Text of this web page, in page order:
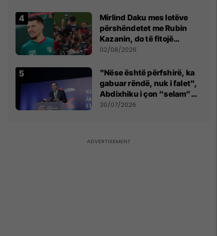
Mirlind Daku mes lotëve
përshëndetet me Rubin
Kazanin, do të fitojë
miliona te Spartak Moska
02/08/2026
"Nëse është përfshirë, ka
gabuar rëndë, nuk i falet",
Abdixhiku i çon “selam”
Përparim Ramës
30/07/2026